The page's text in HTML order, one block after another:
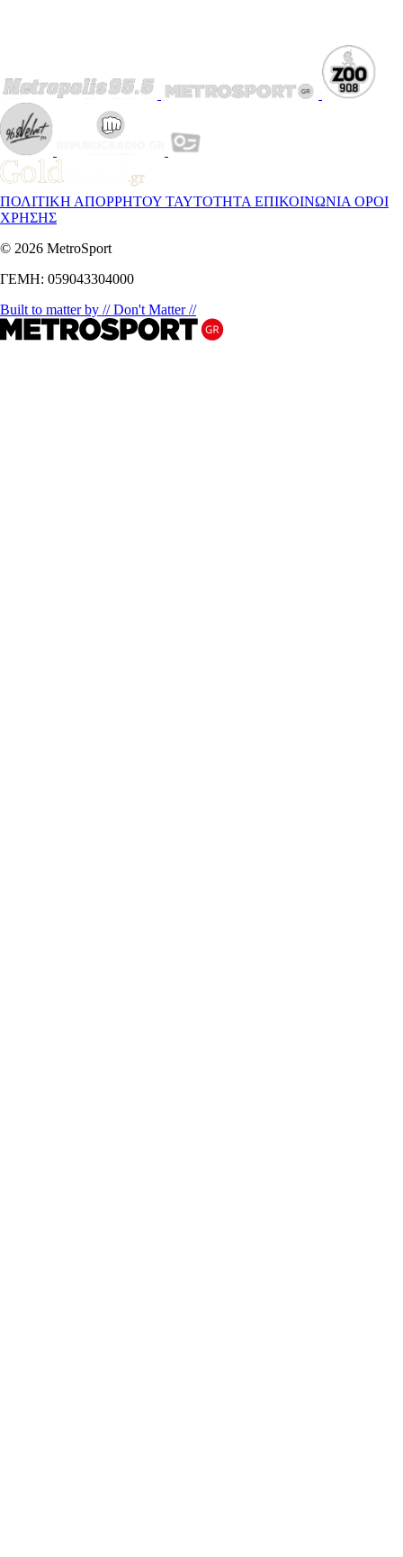
ΠΟΛΙΤΙΚΗ ΑΠΟΡΡΗΤΟΥ ΤΑΥΤΟΤΗΤΑ ΕΠΙΚΟΙΝΩΝΙΑ ΟΡΟΙ
ΧΡΗΣΗΣ
© 2026 MetroSport
ΓΕΜΗ: 059043304000
Built to matter by // Don't Matter //